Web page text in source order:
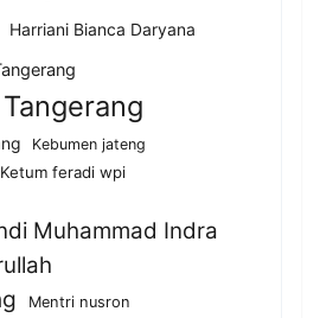
Harriani Bianca Daryana
Kebumen jateng
Ketum feradi wpi
Muhammad Indra
Mentri nusron